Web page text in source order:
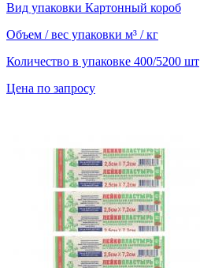
Вид упаковки Картонный короб
Объем / вес упаковки м³ / кг
Количество в упаковке 400/5200 шт
Цена по запросу